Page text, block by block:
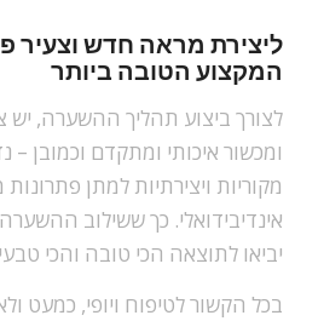
ליצירת מראה חדש וצעיר
המקצוע הטובה ביותר
לצורך ביצוע תהליך ההשערה, יש
ומכשור איכותי ומתקדם וכמובן –
מקוריות ויצירתיות למתן
אינדיבידואלי. כך ששילוב
יביאו לתוצאה הכי טובה והכי
בכל הקשור לטיפוח ויופי, כמעט